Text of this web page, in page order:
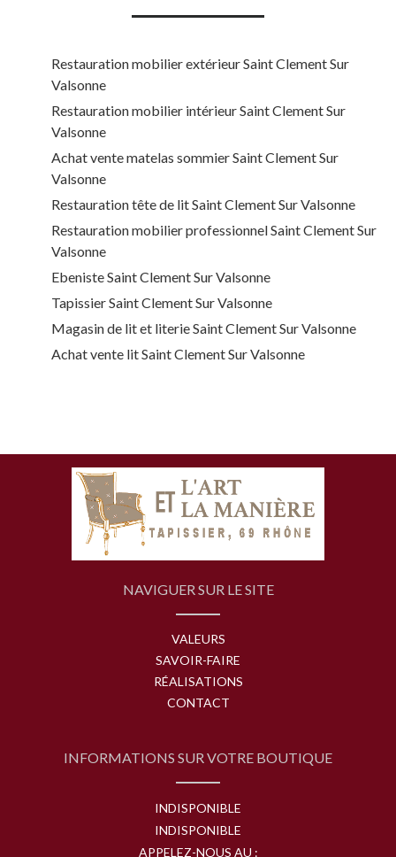
Restauration mobilier extérieur Saint Clement Sur
Valsonne
Restauration mobilier intérieur Saint Clement Sur
Valsonne
Achat vente matelas sommier Saint Clement Sur
Valsonne
Restauration tête de lit Saint Clement Sur Valsonne
Restauration mobilier professionnel Saint Clement Sur
Valsonne
Ebeniste Saint Clement Sur Valsonne
Tapissier Saint Clement Sur Valsonne
Magasin de lit et literie Saint Clement Sur Valsonne
Achat vente lit Saint Clement Sur Valsonne
NAVIGUER SUR LE SITE
VALEURS
SAVOIR-FAIRE
RÉALISATIONS
CONTACT
INFORMATIONS SUR VOTRE BOUTIQUE
INDISPONIBLE
INDISPONIBLE
APPELEZ-NOUS AU :